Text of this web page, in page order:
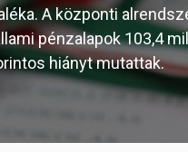
A központi
pénzalapok 103,4
hiányt mutattak.